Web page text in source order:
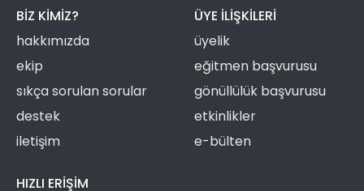
BIZ KIMIZ?
hakkımızda
ekip
sıkça sorulan sorular
destek
iletişim
ÜYE ILIŞKILERI
üyelik
eğitmen başvurusu
gönüllülük başvurusu
etkinlikler
e-bülten
HIZLI ERIŞIM